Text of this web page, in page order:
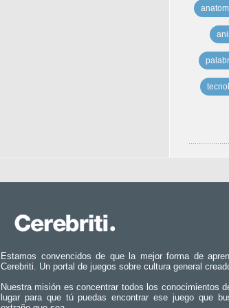
Estamos convencidos de que la mejor forma de
Cerebriti. Un portal de juegos sobre cultura general
Nuestra misión es concentrar todos los conocimientos
lugar para que tú puedas encontrar ese juego que